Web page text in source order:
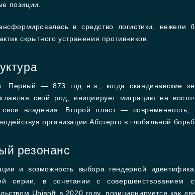
позиции.
в средство логистики, нежели
скрытного устранения противников.
Первый — 873 год н.э., когда скандинавские
свой род, инициирует миграцию на
свои владения. Второй пласт —
организации Абстерго в глобальной
резонанс
и возможность выбора гендерной
серии, в сочетании с совершенствованием
Ubisoft в 2020 году, позиционируется как